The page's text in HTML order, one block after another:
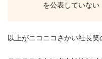
を公表していない
以上がニコニコさかい社長笑